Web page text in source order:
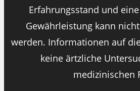
Erfahrungsstand und
Gewährleistung kann
werden. Informationen auf
keine ärtzliche
medizinischen